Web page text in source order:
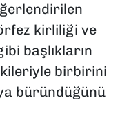
kirliliği ve
başlıkların
birbirini
büründüğünü